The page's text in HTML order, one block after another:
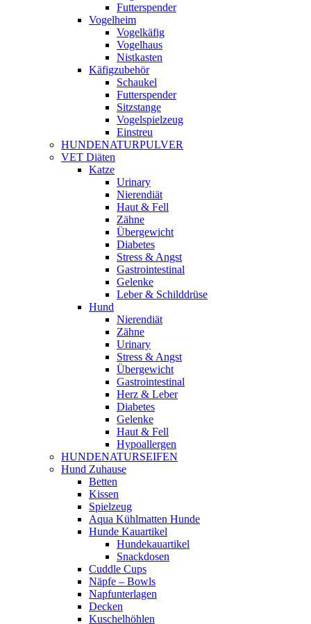
Futterspender
Vogelheim
Vogelkäfig
Vogelhaus
Nistkasten
Käfigzubehör
Schaukel
Futterspender
Sitzstange
Vogelspielzeug
Einstreu
HUNDENATURPULVER
VET Diäten
Katze
Urinary
Nierendiät
Haut & Fell
Zähne
Übergewicht
Diabetes
Stress & Angst
Gastrointestinal
Gelenke
Leber & Schilddrüse
Hund
Nierendiät
Zähne
Urinary
Stress & Angst
Übergewicht
Gastrointestinal
Herz & Leber
Diabetes
Gelenke
Haut & Fell
Hypoallergen
HUNDENATURSEIFEN
Hund Zuhause
Betten
Kissen
Spielzeug
Aqua Kühlmatten Hunde
Hunde Kauartikel
Hundekauartikel
Snackdosen
Cuddle Cups
Näpfe – Bowls
Napfunterlagen
Decken
Kuschelhöhlen